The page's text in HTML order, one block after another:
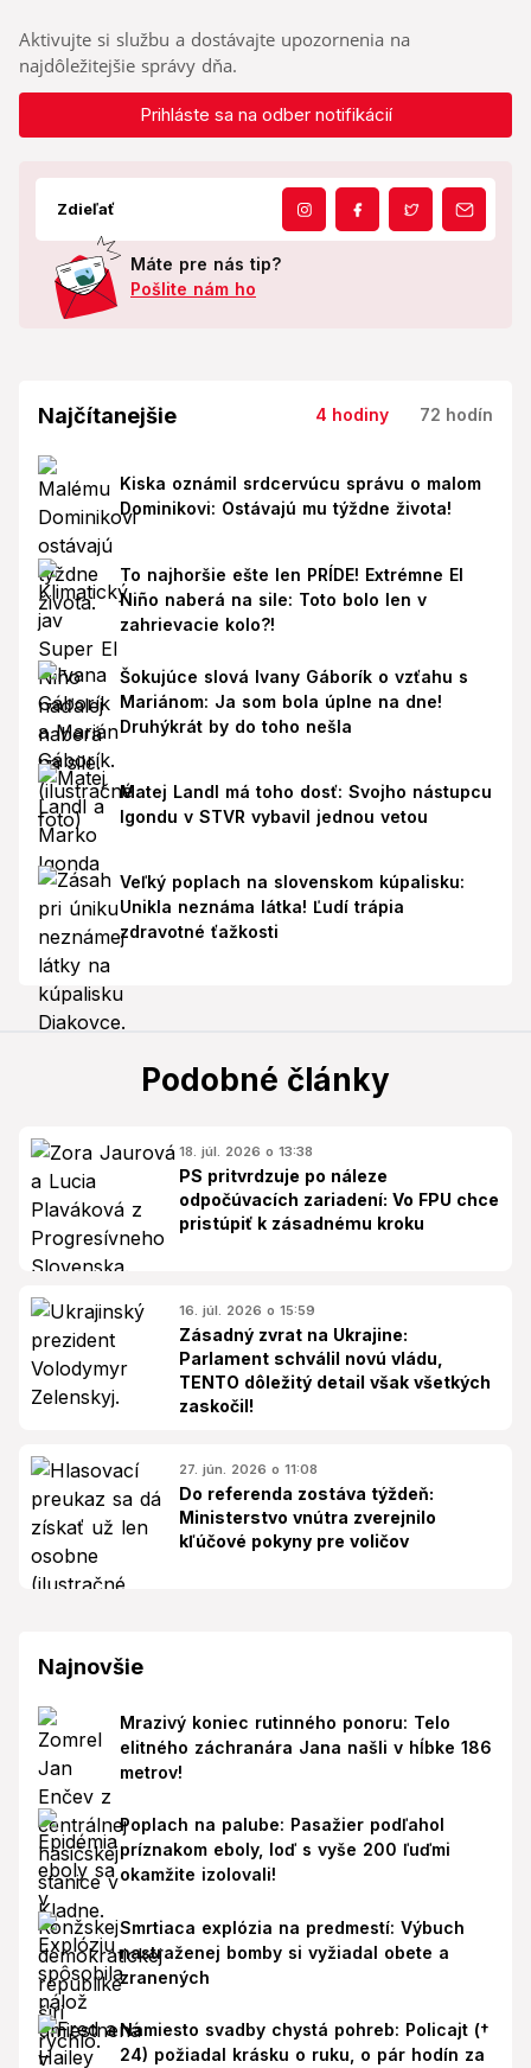
Aktivujte si službu a dostávajte upozornenia na
najdôležitejšie správy dňa.
Prihláste sa na odber notifikácií
Zdieľať
Máte pre nás tip?
Pošlite nám ho
Najčítanejšie 4 hodiny 72 hodín
Kiska oznámil srdcervúcu správu o malom
Dominikovi: Ostávajú mu týždne života!
To najhoršie ešte len PRÍDE! Extrémne El
Niño naberá na sile: Toto bolo len v
zahrievacie kolo?!
Šokujúce slová Ivany Gáborík o vzťahu s
Mariánom: Ja som bola úplne na dne!
Druhýkrát by do toho nešla
Matej Landl má toho dosť: Svojho nástupcu
Igondu v STVR vybavil jednou vetou
Veľký poplach na slovenskom kúpalisku:
Unikla neznáma látka! Ľudí trápia
zdravotné ťažkosti
Podobné články
18. júl. 2026 o 13:38
PS pritvrdzuje po náleze
odpočúvacích zariadení: Vo FPU chce
pristúpiť k zásadnému kroku
16. júl. 2026 o 15:59
Zásadný zvrat na Ukrajine:
Parlament schválil novú vládu,
TENTO dôležitý detail však všetkých
zaskočil!
27. jún. 2026 o 11:08
Do referenda zostáva týždeň:
Ministerstvo vnútra zverejnilo
kľúčové pokyny pre voličov
Najnovšie
Mrazivý koniec rutinného ponoru: Telo
elitného záchranára Jana našli v hĺbke 186
metrov!
Poplach na palube: Pasažier podľahol
príznakom eboly, loď s vyše 200 ľuďmi
okamžite izolovali!
Smrtiaca explózia na predmestí: Výbuch
nastraženej bomby si vyžiadal obete a
zranených
Namiesto svadby chystá pohreb: Policajt (†
24) požiadal krásku o ruku, o pár hodín za